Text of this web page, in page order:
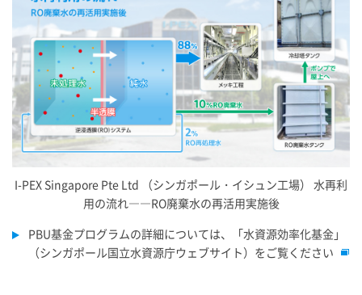
I-PEX Singapore Pte Ltd （シンガポール・イシュン工場） 水再利
用の流れ――RO廃棄水の再活用実施後
PBU基金プログラムの詳細については、「水資源効率化基金」
（シンガポール国立水資源庁ウェブサイト）をご覧ください